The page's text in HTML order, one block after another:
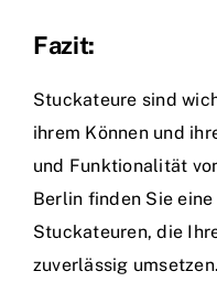
Fazit:
Stuckateure sind
ihrem Können und
und Funktionalität
Berlin finden Sie
Stuckateuren, die
zuverlässig